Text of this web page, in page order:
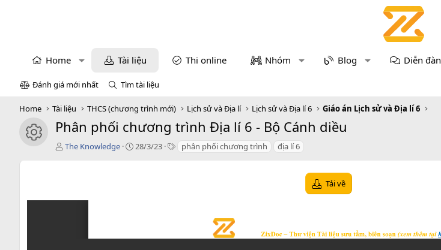
Home Tài liệu Thi online Nhóm Blog Diễn đàn
Đánh giá mới nhất Tìm tài liệu
Home Tài liệu THCS (chương trình mới) Lịch sử và Địa lí Lịch sử và Địa lí 6 Giáo án Lịch sử và Địa lí 6
icon tài liệu
Phân phối chương trình Địa lí 6 - Bộ Cánh diều
T
ả
The Knowledge
C
28/3/23
T phân phối chương trình địa lí 6
Tải về